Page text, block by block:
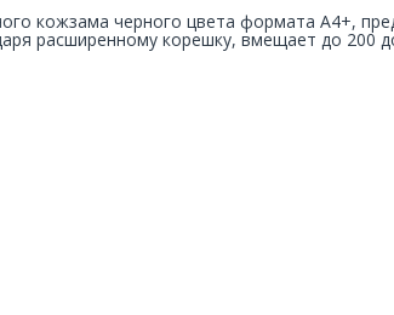
кожзама черного цвета формата А4+,
расширенному корешку, вмещает до 200